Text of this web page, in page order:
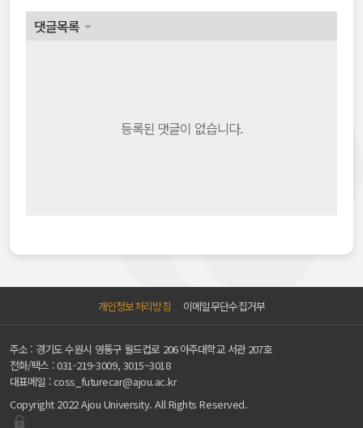
댓글목록
등록된 댓글이 없습니다.
개인정보처리방침 이메일무단수집거부
주소 : 경기도 수원시 영통구 월드컵로 206 아주대학교 서관 207호
전화/팩스 :031-219-3009, 3015~3018
대표메일 :coss_futurecar@ajou.ac.kr
Copyright 2022 Ajou University. All Rights Reserved.